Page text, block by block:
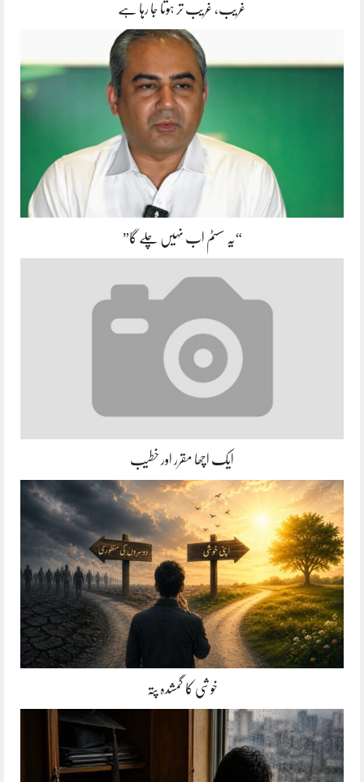
غریب، غریب تر ہوتا جا رہا ہے
“یہ سسٹم اب نہیں چلے گا”
ایک اچھا مقرر اور خطیب
خوشی کا گمشدہ پتہ